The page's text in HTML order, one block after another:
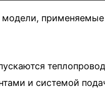
модели,
и системой